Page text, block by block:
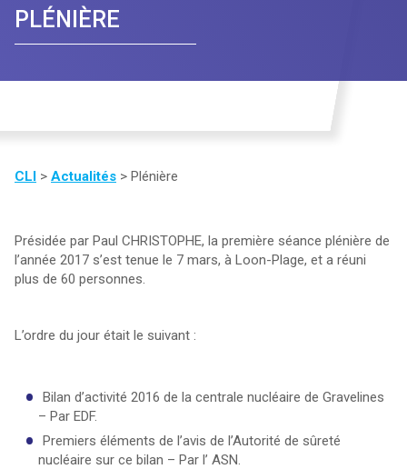
PLÉNIÈRE
CLI > Actualités > Plénière
Présidée par Paul CHRISTOPHE, la première séance plénière de
l’année 2017 s’est tenue le 7 mars, à Loon-Plage, et a réuni
plus de 60 personnes.
L’ordre du jour était le suivant :
Bilan d’activité 2016 de la centrale nucléaire de Gravelines
– Par EDF.
Premiers éléments de l’avis de l’Autorité de sûreté
nucléaire sur ce bilan – Par l’ ASN.